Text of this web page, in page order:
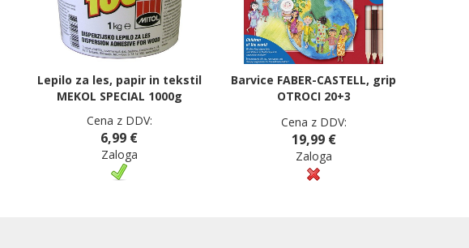
Lepilo za les, papir in tekstil
MEKOL SPECIAL 1000g
Cena z DDV:
6,99 €
Zaloga
Barvice FABER-CASTELL, grip
OTROCI 20+3
Cena z DDV:
19,99 €
Zaloga